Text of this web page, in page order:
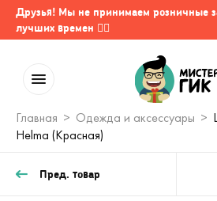
Друзья! Мы не принимаем розничные
лучших времен 🤷‍♂️
Главная Одежда и аксессуары
Helma (Красная)
Пред. товар